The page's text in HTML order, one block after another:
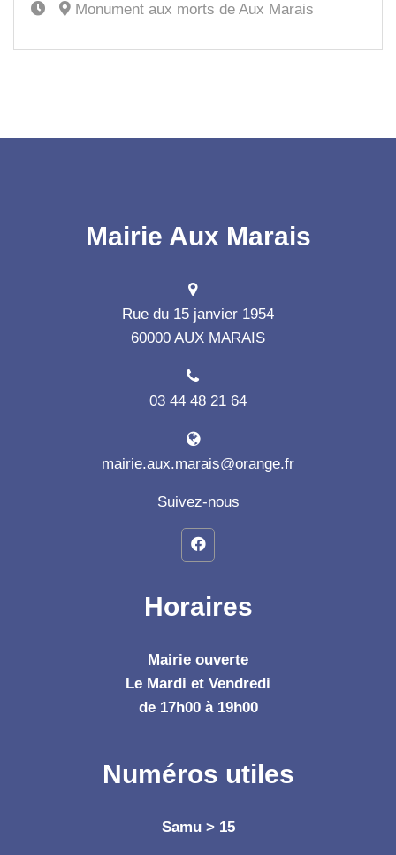
Monument aux morts de Aux Marais
Mairie Aux Marais
Rue du 15 janvier 1954
60000 AUX MARAIS
03 44 48 21 64
mairie.aux.marais@orange.fr
Suivez-nous
Horaires
Mairie ouverte
Le Mardi et Vendredi
de 17h00 à 19h00
Numéros utiles
Samu > 15